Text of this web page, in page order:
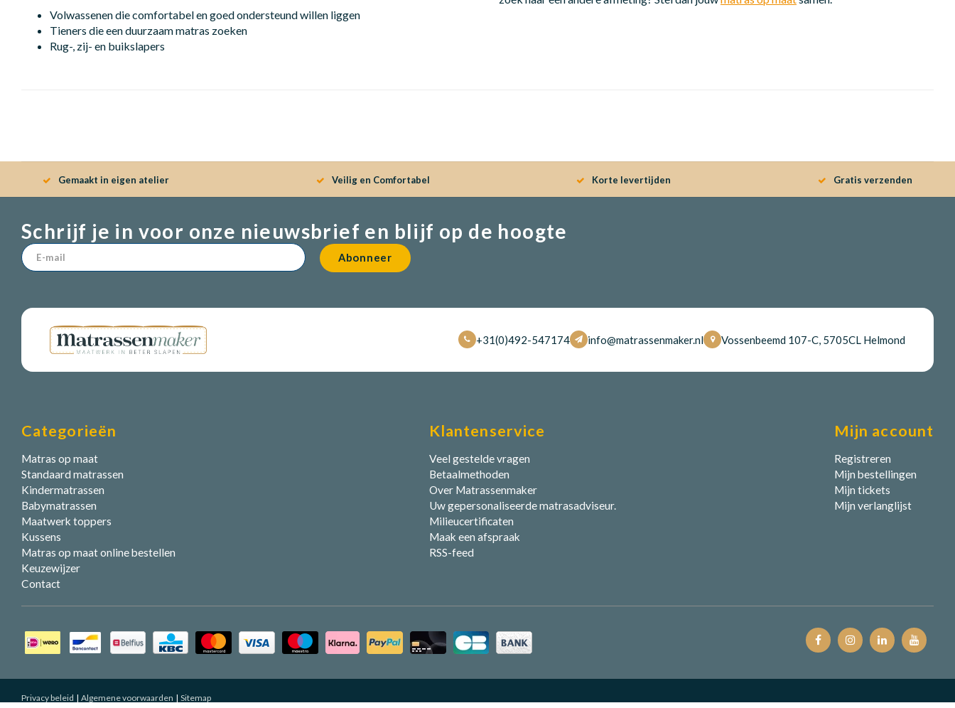
Volwassenen die comfortabel en goed ondersteund willen liggen
Tieners die een duurzaam matras zoeken
Rug-, zij- en buikslapers
Gemaakt in eigen atelier Veilig en Comfortabel Korte levertijden Gratis verzenden
Schrijf je in voor onze nieuwsbrief en blijf op de hoogte
Abonneer
+31(0)492-547174 info@matrassenmaker.nl Vossenbeemd 107-C, 5705CL Helmond
Categorieën
Matras op maat
Standaard matrassen
Kindermatrassen
Babymatrassen
Maatwerk toppers
Kussens
Matras op maat online bestellen
Keuzewijzer
Contact
Klantenservice
Veel gestelde vragen
Betaalmethoden
Over Matrassenmaker
Uw gepersonaliseerde matrasadviseur.
Milieucertificaten
Maak een afspraak
RSS-feed
Mijn account
Registreren
Mijn bestellingen
Mijn tickets
Mijn verlanglijst
Privacy beleid Algemene voorwaarden Sitemap